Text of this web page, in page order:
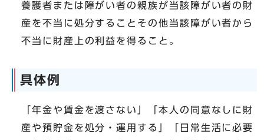
養護者または障がい者の親族が当該障がい者の財
産を不当に処分することその他当該障がい者から
不当に財産上の利益を得ること。
具体例
「年金や賃金を渡さない」「本人の同意なしに財
産や預貯金を処分・運用する」「日常生活に必要